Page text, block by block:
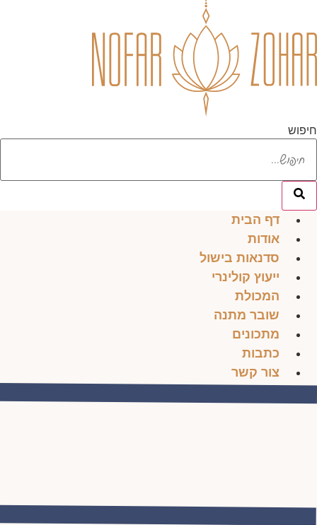
חיפוש
דף הבית
אודות
סדנאות בישול
ייעוץ קולינרי
המכולת
שובר מתנה
מתכונים
כתבות
צור קשר